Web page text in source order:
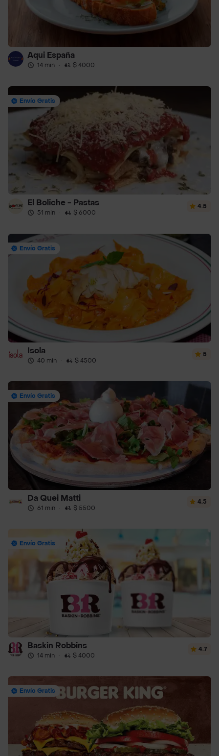
Aqui España
14 min · $ 4000
Envío Gratis
El Boliche - Pastas
51 min · $ 6000
4.5
Envío Gratis
Isola
40 min · $ 4500
5
Envío Gratis
Da Quei Matti
61 min · $ 5500
4.5
Envío Gratis
Baskin Robbins
14 min · $ 4000
4.7
Envío Gratis